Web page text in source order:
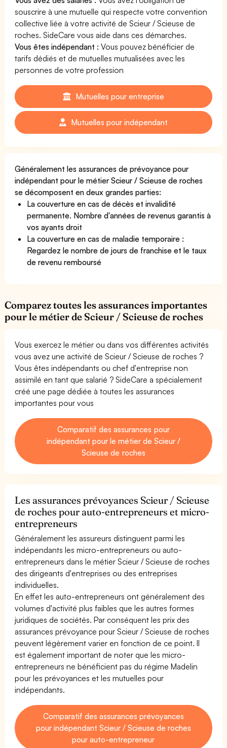
souscrire à une mutuelle qui respecte votre convention
collective liée à votre activité de Scieur / Scieuse de
roches. SideCare vous aide dans ces démarches.
Vous êtes indépendant : Vous pouvez bénéficier de
tarifs dédiés et de mutuelles mutualisées avec les
personnes de votre profession
Mutuelles pour entreprise
Mutuelles pour indépendant
Généralement les assurances de prévoyance pour
indépendant pour le métier Scieur / Scieuse de roches
se décomposent en deux grandes parties:
La couverture en cas de décès et invalidité
permanente. Nombre d'années de revenus garantis à
vos ayants droit
La couverture en cas de maladie temporaire :
Regardez le nombre de jours de franchise et le taux
de revenu remboursé
Comparez toutes les assurances importantes
pour le métier de Scieur / Scieuse de roches
Vous exercez le métier ou dans vos différentes activités
vous avez une activité de Scieur / Scieuse de roches ?
Vous êtes indépendants ou chef d'entreprise non
assimilé en tant que salarié ? SideCare a spécialement
créé une page dédiée à toutes les assurances
importantes pour vous
Comparatif des assurances pour
indépendant pour le métier de Scieur /
Scieuse de roches
Les assurances prévoyances Scieur / Scieuse
de roches pour auto-entrepreneurs et micro-
entrepreneurs
Généralement les assureurs distinguent parmi les
indépendants les micro-entrepreneurs ou auto-
entrepreneurs dans le métier Scieur / Scieuse de roches
des dirigeants d'entreprises ou des entreprises
individuelles.
En effet les auto-entrepreneurs ont généralement des
volumes d'activité plus faibles que les autres formes
juridiques de sociétés. Par conséquent les prix des
assurances prévoyance pour Scieur / Scieuse de roches
peuvent légèrement varier en fonction de ce point. Il
est également important de noter que les micro-
entrepreneurs ne bénéficient pas du régime Madelin
pour les prévoyances et les mutuelles pour
indépendants.
Comparatif des assurances prévoyances
pour indépendant Scieur / Scieuse de roches
pour auto-entrepreneur